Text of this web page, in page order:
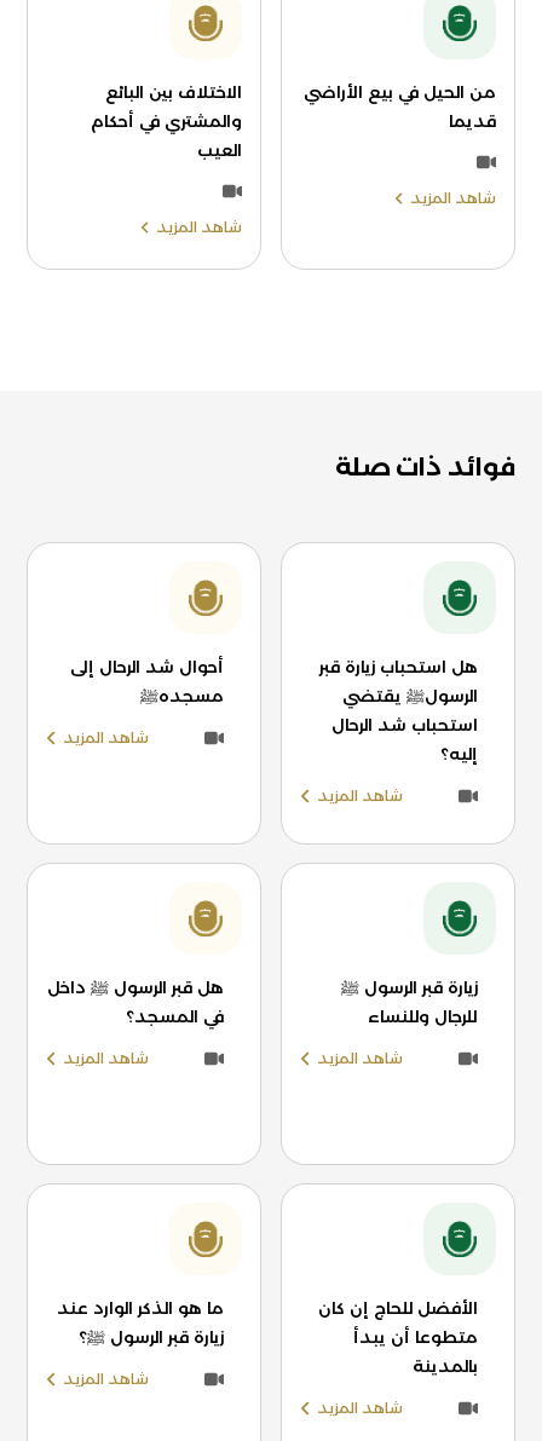
من الحيل في بيع الأراضي
قديما
شاهد المزيد
الاختلاف بين البائع
والمشتري في أحكام
العيب
شاهد المزيد
فوائد ذات صلة
هل استحباب زيارة قبر
الرسولﷺ يقتضي
استحباب شد الرحال
إليه؟
شاهد المزيد
أحوال شد الرحال إلى
مسجدهﷺ
شاهد المزيد
زيارة قبر الرسول ﷺ
للرجال وللنساء
شاهد المزيد
هل قبر الرسول ﷺ داخل
في المسجد؟
شاهد المزيد
الأفضل للحاج إن كان
متطوعا أن يبدأ
بالمدينة
شاهد المزيد
ما هو الذكر الوارد عند
زيارة قبر الرسول ﷺ؟
شاهد المزيد